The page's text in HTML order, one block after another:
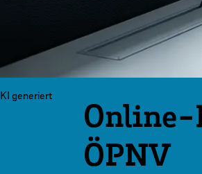
KI generiert
Online-
ÖPNV